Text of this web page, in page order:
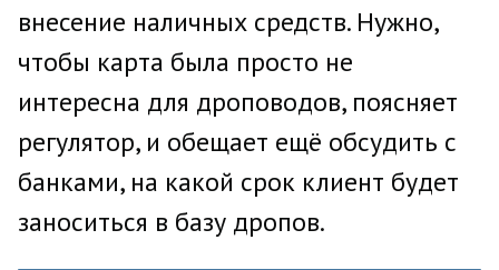
внесение наличных средств. Нужно,
чтобы карта была просто не
интересна для дроповодов, поясняет
регулятор, и обещает ещё обсудить с
банками, на какой срок клиент будет
заноситься в базу дропов.